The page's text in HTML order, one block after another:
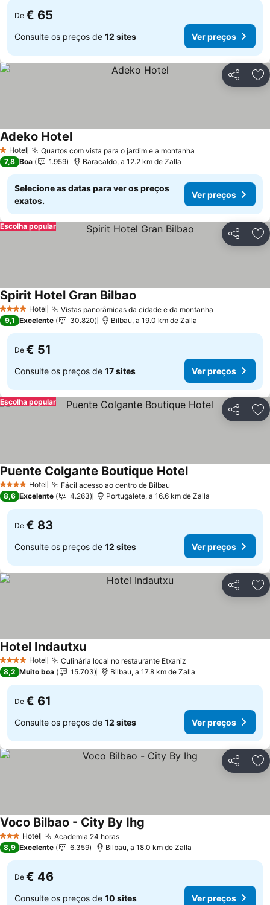
De € 65
Consulte os preços de 12 sites Ver preços
Partilhar
1 Estrelas
Hotel Quartos com vista para o jardim e a montanha
Adeko HotelVer preços
7,8 Boa 1.959 Baracaldo, a 12.2 km de Zalla
Selecione as datas para ver os preços
exatos.
Ver preços
Partilhar
Escolha popular
4 EstrelasHotel Vistas panorâmicas da cidade e da montanha
Spirit Hotel Gran Bilbao
9,1 Excelente 30.820 Bilbau, a 19.0 km de Zalla
De € 51
Consulte os preços de 17 sites Ver preços
Partilhar
Escolha popular
4 EstrelasHotel Fácil acesso ao centro de Bilbau
Puente Colgante Boutique HotelVer preços
8,6 Excelente 4.263 Portugalete, a 16.6 km de Zalla
De € 83
Consulte os preços de 12 sites Ver preços
Partilhar
4 EstrelasHotel Culinária local no restaurante Etxaniz
Hotel IndautxuVer preços
8,2 Muito boa 15.703 Bilbau, a 17.8 km de Zalla
De € 61
Consulte os preços de 12 sites Ver preços
Partilhar
3 EstrelasHotel Academia 24 horasVer preços
Voco Bilbao - City By Ihg
8,9 Excelente 6.359 Bilbau, a 18.0 km de Zalla
De € 46
Consulte os preços de 10 sites Ver preços